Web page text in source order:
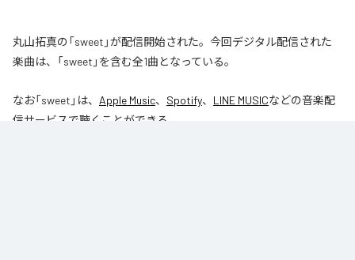
丸山拓真の「sweet」が配信開始された。今回デジタル配信された
楽曲は、「sweet」を含む全1曲となっている。
なお「sweet 」は、 Apple Music、 Spotify、 LINE MUSICなどの音楽配
信サービスで聴くことができる。